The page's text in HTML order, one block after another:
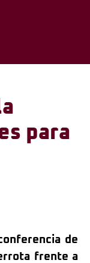
para
de
frente a